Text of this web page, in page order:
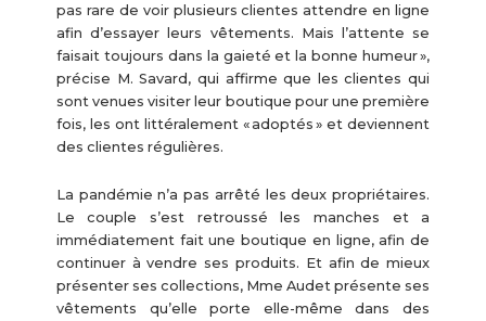
pas rare de voir plusieurs clientes attendre en ligne
afin d’essayer leurs vêtements. Mais l’attente se
faisait toujours dans la gaieté et la bonne humeur »,
précise M. Savard, qui affirme que les clientes qui
sont venues visiter leur boutique pour une première
fois, les ont littéralement « adoptés » et deviennent
des clientes régulières.
La pandémie n’a pas arrêté les deux propriétaires.
Le couple s’est retroussé les manches et a
immédiatement fait une boutique en ligne, afin de
continuer à vendre ses produits. Et afin de mieux
présenter ses collections, Mme Audet présente ses
vêtements qu’elle porte elle-même dans des